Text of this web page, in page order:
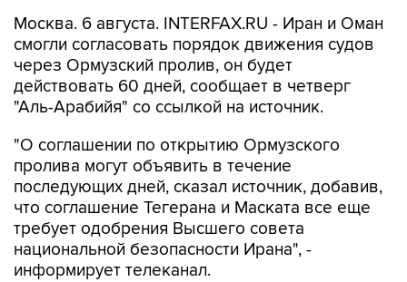
Москва. 6 августа. INTERFAX.RU - Иран и Оман
смогли согласовать порядок движения судов
через Ормузский пролив, он будет
действовать 60 дней, сообщает в четверг
"Аль-Арабийя" со ссылкой на источник.
"О соглашении по открытию Ормузского
пролива могут объявить в течение
последующих дней, сказал источник, добавив,
что соглашение Тегерана и Маската все еще
требует одобрения Высшего совета
национальной безопасности Ирана", -
информирует телеканал.